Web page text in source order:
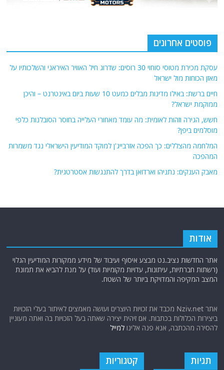
פוסטים אחרונים
עסקת מכירת מטוסי סוחוי 30 רוסים: שדרוג חיל האוויר האיראני והשלכותיו על
מאזן הכוחות מול ישראל
חיים ברשת: באילו מדינות מבלים כמעט 10 שעות ביום באינטרנט – והיכן
ממוקמת ישראל?
חשש, הגירה וזהות לאומית: מה עומד מאחורי העלייה בחוסר הסובלנות כלפי
מוסלמים ביפן?
המלחמה מהצללים: כך הפכה אזרבייג'ן למוקד המודיעין הישראלי נגד משמרות
המהפכה
מאבק הענקים: נתניהו וארדואן בדרך להתנגשות אסטרטגית?
אודות
אתר החדשות נציב.נט מבצע איסוף ועיבוד של מידע ממקורות המודיעין הגלוי
(רשתות חברתיות, עיתונות, עדויות מקומיות ועוד) על מנת להביא את תמונת
המצב המקיפה והמדויקת ביותר של השטח.
אתר Nziv.net מכבד את זכויות היוצרים ועושה מאמצים לאיתור בעלי הזכויות
ביצירות הכלולות בכתבות. אם זיהית יצירה שאתה בעל הזכויות בה ואתה מעוניין
להסירה מהכתבה, אנא פנה אלינולמייל
תגיות קטגוריות